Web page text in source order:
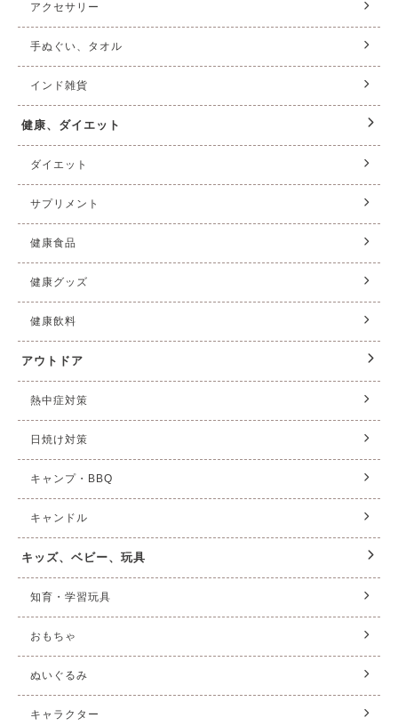
アクセサリー
手ぬぐい、タオル
インド雑貨
健康、ダイエット
ダイエット
サプリメント
健康食品
健康グッズ
健康飲料
アウトドア
熱中症対策
日焼け対策
キャンプ・BBQ
キャンドル
キッズ、ベビー、玩具
知育・学習玩具
おもちゃ
ぬいぐるみ
キャラクター